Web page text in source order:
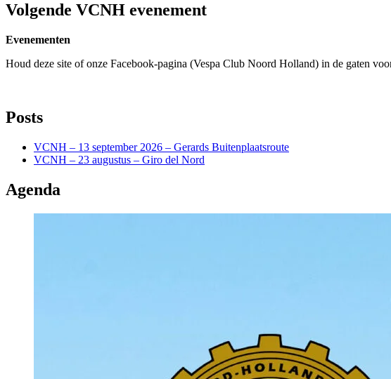
Volgende VCNH evenement
Evenementen
Houd deze site of onze Facebook-pagina (Vespa Club Noord Holland) in de gaten
Posts
VCNH – 13 september 2026 – Gerards Buitenplaatsroute
VCNH – 23 augustus – Giro del Nord
Agenda